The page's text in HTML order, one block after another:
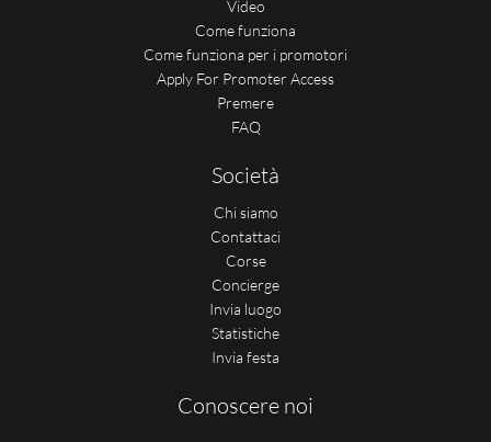
Video
Come funziona
Come funziona per i promotori
Apply For Promoter Access
Premere
FAQ
Società
Chi siamo
Contattaci
Corse
Concierge
Invia luogo
Statistiche
Invia festa
Conoscere noi